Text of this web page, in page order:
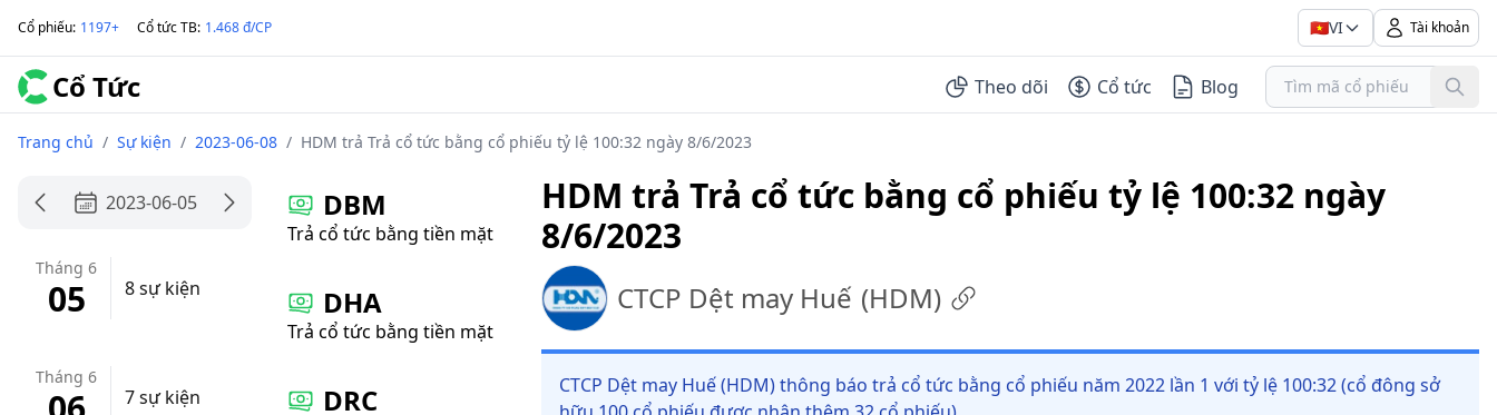
Cổ phiếu: 1197+ Cổ tức TB: 1.468 đ/CP 🇻🇳VI Tài khoản
Cổ Tức Theo dõi Cổ tức Blog
Trang chủ / Sự kiện / 2023-06-08 / HDM trả Trả cổ tức bằng cổ phiếu tỷ lệ 100:32 ngày 8/6/2023
2023-06-05
Tháng 6
05 8 sự kiện
Tháng 6
7 sự kiện
DBM
Trả cổ tức bằng tiền mặt
DHA
Trả cổ tức bằng tiền mặt
DRC
HDM trả Trả cổ tức bằng cổ phiếu tỷ lệ 100:32 ngày
8/6/2023
CTCP Dệt may Huế (HDM)
CTCP Dệt may Huế (HDM) thông báo trả cổ tức bằng cổ phiếu năm 2022 lần 1 với tỷ lệ 100:32 (cổ đông sở